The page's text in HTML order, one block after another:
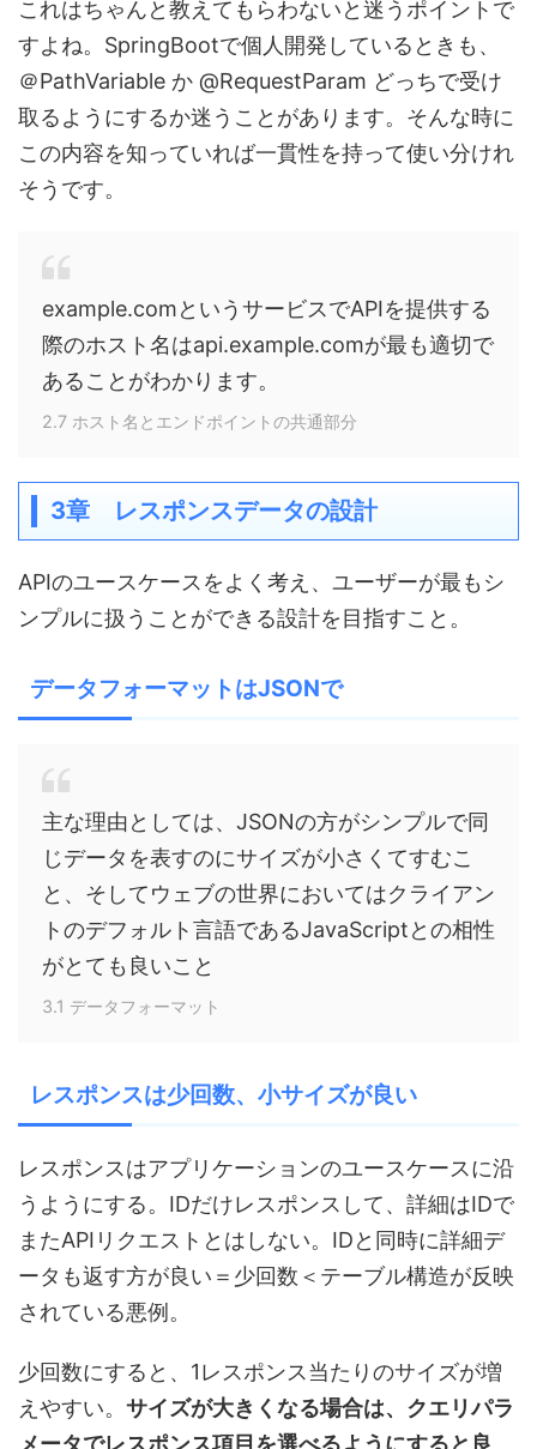
これはちゃんと教えてもらわないと迷うポイントで
すよね。SpringBootで個人開発しているときも、
＠PathVariable か @RequestParam どっちで受け
取るようにするか迷うことがあります。そんな時に
この内容を知っていれば一貫性を持って使い分けれ
そうです。
example.comというサービスでAPIを提供する
際のホスト名はapi.example.comが最も適切で
あることがわかります。
2.7 ホスト名とエンドポイントの共通部分
3章 レスポンスデータの設計
APIのユースケースをよく考え、ユーザーが最もシ
ンプルに扱うことができる設計を目指すこと。
データフォーマットはJSONで
主な理由としては、JSONの方がシンプルで同
じデータを表すのにサイズが小さくてすむこ
と、そしてウェブの世界においてはクライアン
トのデフォルト言語であるJavaScriptとの相性
がとても良いこと
3.1 データフォーマット
レスポンスは少回数、小サイズが良い
レスポンスはアプリケーションのユースケースに沿
うようにする。IDだけレスポンスして、詳細はIDで
またAPIリクエストとはしない。IDと同時に詳細デ
ータも返す方が良い＝少回数＜テーブル構造が反映
されている悪例。
少回数にすると、1レスポンス当たりのサイズが増
えやすい。 サイズが大きくなる場合は、クエリパラ
メータでレスポンス項目を選べるようにすると良